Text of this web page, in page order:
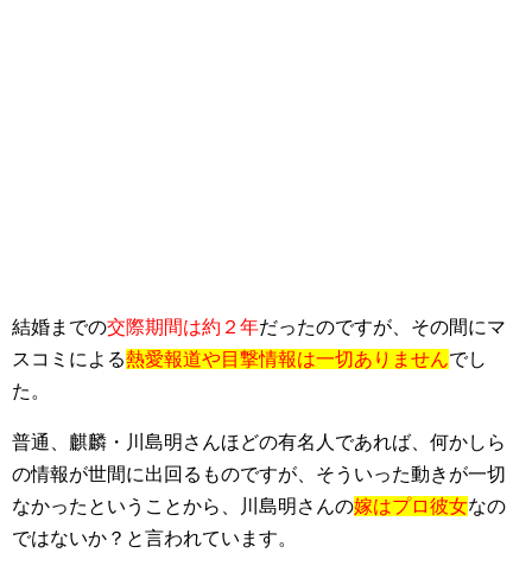
結婚までの交際期間は約２年だったのですが、その間にマ
スコミによる熱愛報道や目撃情報は一切ありませんでし
た。
普通、麒麟・川島明さんほどの有名人であれば、何かしら
の情報が世間に出回るものですが、そういった動きが一切
なかったということから、川島明さんの嫁はプロ彼女なの
ではないか？と言われています。